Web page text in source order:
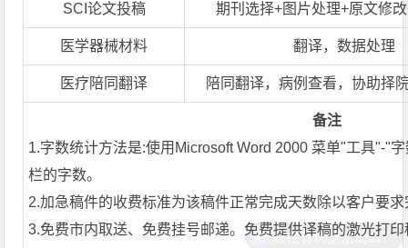
SCI论文投稿 期刊选择+图片处理+原文修
医学器械材料 翻译，数据处理
医疗陪同翻译 陪同翻译，病例查看，协助择
备注
1.字数统计方法是:使用Microsoft Word 2000 菜单"工具"-"
栏的字数。
2.加急稿件的收费标准为该稿件正常完成天数除以客户要
3.免费市内取送、免费挂号邮递。免费提供译稿的激光打
现在有优惠活动么？